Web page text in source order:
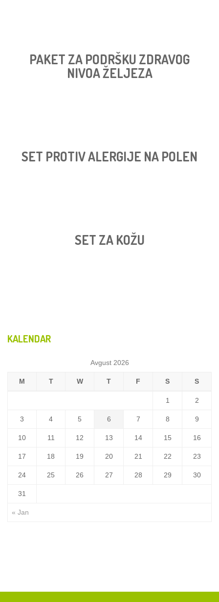
PAKET ZA PODRŠKU ZDRAVOG
NIVOA ŽELJEZA
SET PROTIV ALERGIJE NA POLEN
SET ZA KOŽU
KALENDAR
Avgust 2026
M T W T F S S
« Jan
1 2
3 4 5 6 7 8 9
10 11 12 13 14 15 16
17 18 19 20 21 22 23
24 25 26 27 28 29 30
31